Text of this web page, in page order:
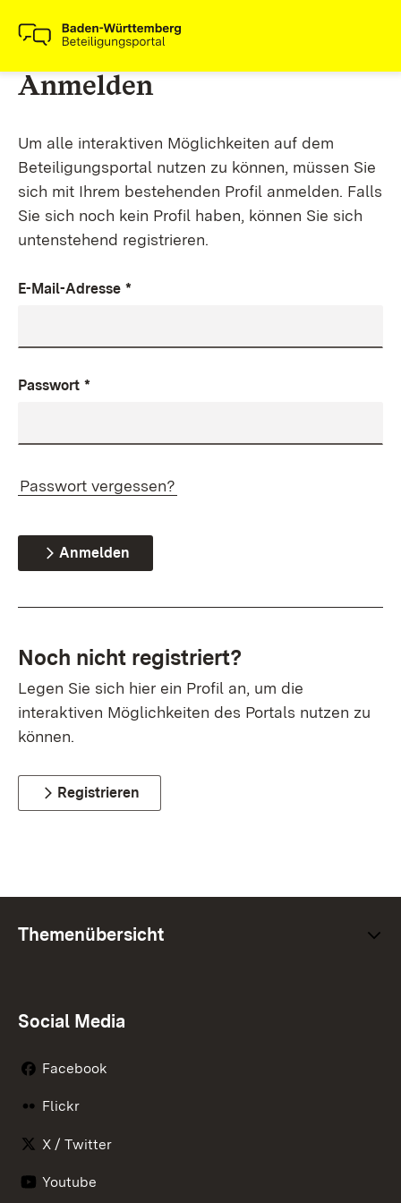
Anmelden
Um alle interaktiven Möglichkeiten auf dem
Beteiligungsportal nutzen zu können, müssen Sie
sich mit Ihrem bestehenden Profil anmelden. Falls
Sie sich noch kein Profil haben, können Sie sich
untenstehend registrieren.
E-Mail-Adresse *
Passwort *
Passwort vergessen?
Anmelden
Noch nicht registriert?
Legen Sie sich hier ein Profil an, um die
interaktiven Möglichkeiten des Portals nutzen zu
können.
Registrieren
Themenübersicht
Social Media
Facebook
Flickr
X / Twitter
Youtube